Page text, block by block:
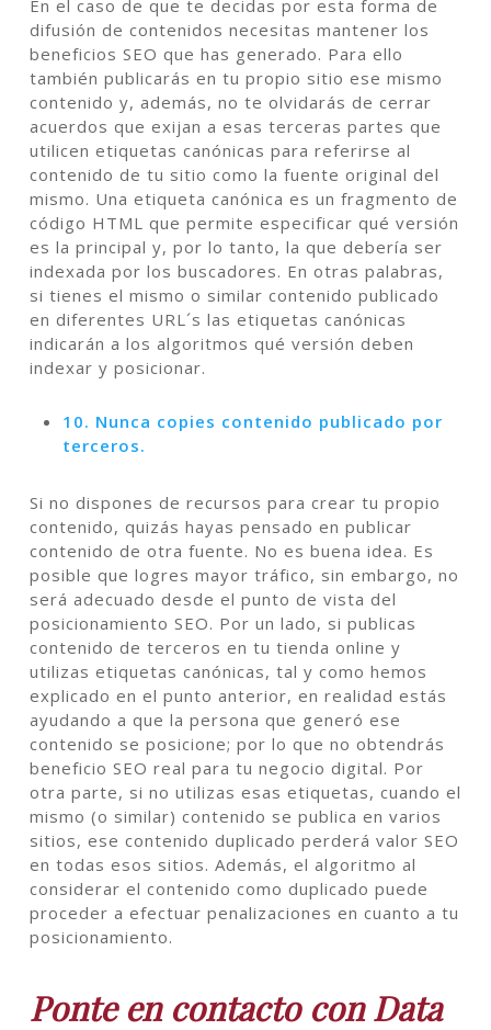
En el caso de que te decidas por esta forma de
difusión de contenidos necesitas mantener los
beneficios SEO que has generado. Para ello
también publicarás en tu propio sitio ese mismo
contenido y, además, no te olvidarás de cerrar
acuerdos que exijan a esas terceras partes que
utilicen etiquetas canónicas para referirse al
contenido de tu sitio como la fuente original del
mismo. Una etiqueta canónica es un fragmento de
código HTML que permite especificar qué versión
es la principal y, por lo tanto, la que debería ser
indexada por los buscadores. En otras palabras,
si tienes el mismo o similar contenido publicado
en diferentes URL´s las etiquetas canónicas
indicarán a los algoritmos qué versión deben
indexar y posicionar.
10. Nunca copies contenido publicado por
terceros.
Si no dispones de recursos para crear tu propio
contenido, quizás hayas pensado en publicar
contenido de otra fuente. No es buena idea. Es
posible que logres mayor tráfico, sin embargo, no
será adecuado desde el punto de vista del
posicionamiento SEO. Por un lado, si publicas
contenido de terceros en tu tienda online y
utilizas etiquetas canónicas, tal y como hemos
explicado en el punto anterior, en realidad estás
ayudando a que la persona que generó ese
contenido se posicione; por lo que no obtendrás
beneficio SEO real para tu negocio digital. Por
otra parte, si no utilizas esas etiquetas, cuando el
mismo (o similar) contenido se publica en varios
sitios, ese contenido duplicado perderá valor SEO
en todas esos sitios. Además, el algoritmo al
considerar el contenido como duplicado puede
proceder a efectuar penalizaciones en cuanto a tu
posicionamiento.
Ponte en contacto con Data